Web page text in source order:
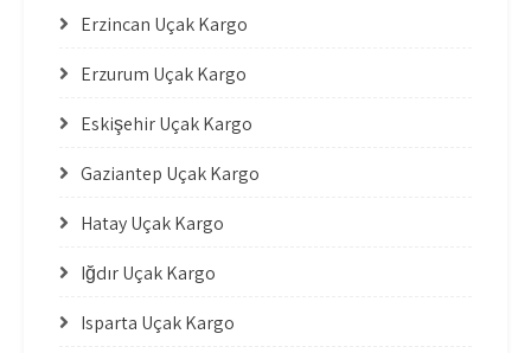
Erzincan Uçak Kargo
Erzurum Uçak Kargo
Eskişehir Uçak Kargo
Gaziantep Uçak Kargo
Hatay Uçak Kargo
Iğdır Uçak Kargo
Isparta Uçak Kargo